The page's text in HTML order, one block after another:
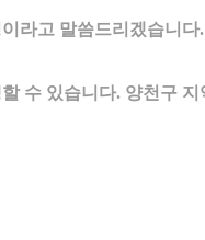
라고 말씀드리겠습니
수 있습니다. 양천구